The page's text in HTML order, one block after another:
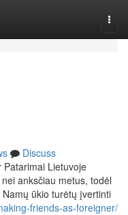
Discuss
Patarimai Lietuvoje
anksčiau metus, todėl
ūkio turėtų įvertinti
friends-as-foreigner/